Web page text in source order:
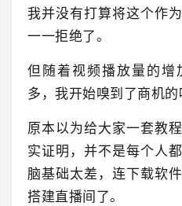
我并没有打算将这个作
一一拒绝了。
但随着视频播放量的增
多，我开始嗅到了商机的
原本以为给大家一套教
实证明，并不是每个人
脑基础太差，连下载软
搭建直播间了。